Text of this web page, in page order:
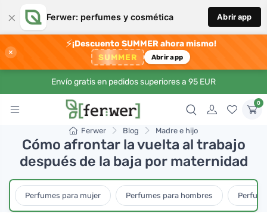
× Ferwer: perfumes y cosmética Abrir app
×
⚡¡Descuento SUMMER ahora mismo!
SUMMER Abrir app
Envío gratis en pedidos superiores a 95 EUR
0
Ferwer Blog Madre e hijo
Cómo afrontar la vuelta al trabajo
después de la baja por maternidad
Perfumes para mujer Perfumes para hombres